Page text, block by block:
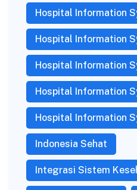
Hospital Information
Hospital Information
Hospital Information
Hospital Information
Hospital Information
Indonesia Sehat
Integrasi Sistem